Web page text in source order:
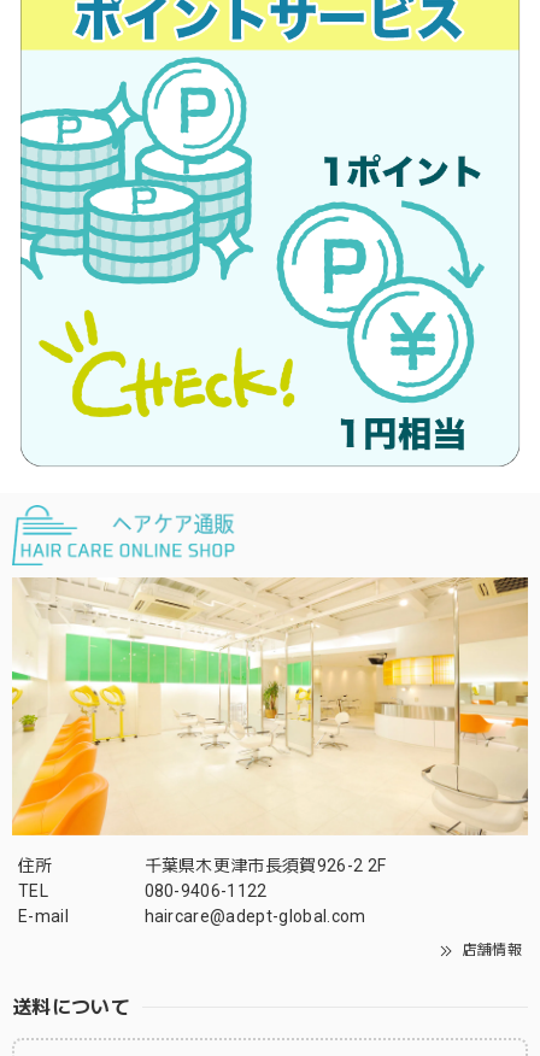
住所
千葉県木更津市長須賀926-2 2F
TEL
080-9406-1122
E-mail
haircare@adept-global.com
店舗情報
送料について